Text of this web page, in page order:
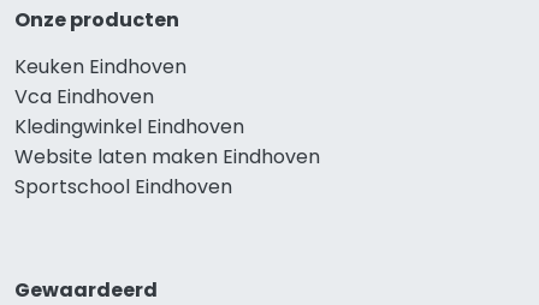
Onze producten
Keuken Eindhoven
Vca Eindhoven
Kledingwinkel Eindhoven
Website laten maken Eindhoven
Sportschool Eindhoven
Gewaardeerd